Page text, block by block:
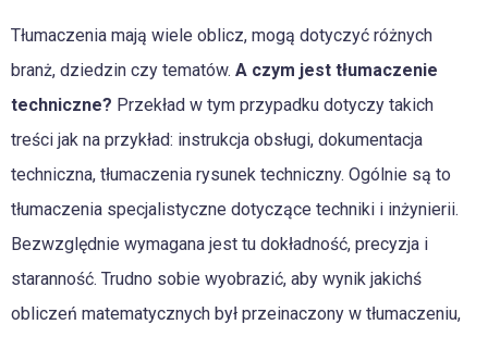
Tłumaczenia mają wiele oblicz, mogą dotyczyć różnych
branż, dziedzin czy tematów. A czym jest tłumaczenie
techniczne? Przekład w tym przypadku dotyczy takich
treści jak na przykład: instrukcja obsługi, dokumentacja
techniczna, tłumaczenia rysunek techniczny. Ogólnie są to
tłumaczenia specjalistyczne dotyczące techniki i inżynierii.
Bezwzględnie wymagana jest tu dokładność, precyzja i
staranność. Trudno sobie wyobrazić, aby wynik jakichś
obliczeń matematycznych był przeinaczony w tłumaczeniu,